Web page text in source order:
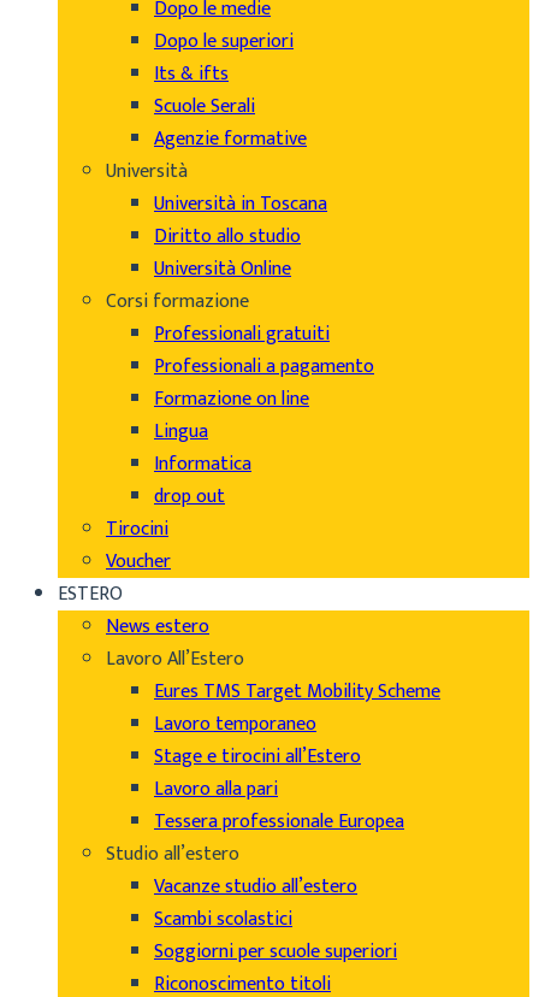
Dopo le medie
Dopo le superiori
Its & ifts
Scuole Serali
Agenzie formative
Università
Università in Toscana
Diritto allo studio
Università Online
Corsi formazione
Professionali gratuiti
Professionali a pagamento
Formazione on line
Lingua
Informatica
drop out
Tirocini
Voucher
ESTERO
News estero
Lavoro All’Estero
Eures TMS Target Mobility Scheme
Lavoro temporaneo
Stage e tirocini all’Estero
Lavoro alla pari
Tessera professionale Europea
Studio all’estero
Vacanze studio all’estero
Scambi scolastici
Soggiorni per scuole superiori
Riconoscimento titoli